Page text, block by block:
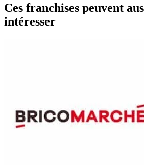
Ces franchises peuvent
intéresser